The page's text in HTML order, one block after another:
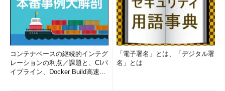
コンテナベースの継続的インテグ
レーションの利点／課題と、CIパ
イプライン、Docker Build高速化
「電子署名」とは、「デジタル署
名」とは